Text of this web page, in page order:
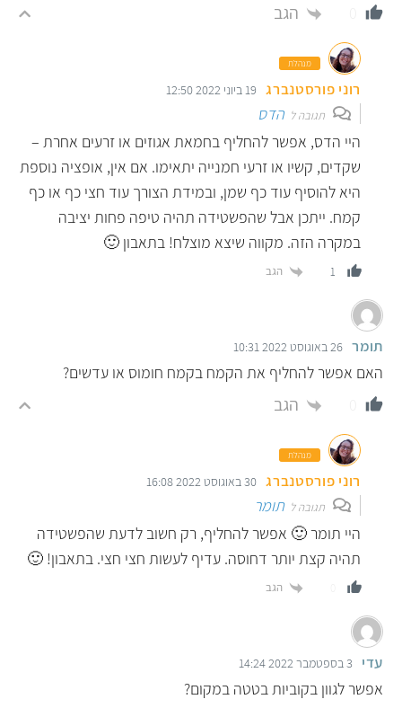
הגב
מנהלת
רוני פורסטנברג 19 ביוני 2022 12:50
תגובה ל הדס
היי הדס, אפשר להחליף בחמאת אגוזים או זרעים אחרת –
שקדים, קשיו או זרעי חמנייה יתאימו. אם אין, אופציה נוספת
היא להוסיף עוד כף שמן, ובמידת הצורך עוד חצי כף או כף
קמח. ייתכן אבל שהפשטידה תהיה טיפה פחות יציבה
במקרה הזה. מקווה שיצא מוצלח! בתאבון 🙂
1 הגב
תומר 26 באוגוסט 2022 10:31
האם אפשר להחליף את הקמח בקמח חומוס או עדשים?
הגב
מנהלת
רוני פורסטנברג 30 באוגוסט 2022 16:08
תגובה לתומר
היי תומר 🙂 אפשר להחליף, רק חשוב לדעת שהפשטידה
תהיה קצת יותר דחוסה. עדיף לעשות חצי חצי. בתאבון! 🙂
הגב
עדי 3 בספטמבר 2022 14:24
אפשר לגוון בקוביות בטטה במקום?